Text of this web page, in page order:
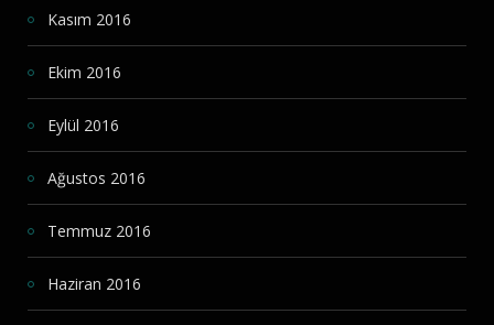
Kasım 2016
Ekim 2016
Eylül 2016
Ağustos 2016
Temmuz 2016
Haziran 2016